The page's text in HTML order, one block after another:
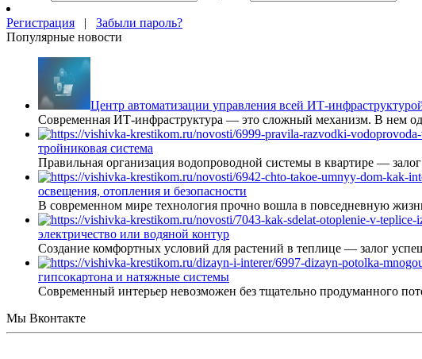
Регистрация | Забыли пароль?
Популярные новости
Центр автоматизации управления всей ИТ-
Современная ИТ-инфраструктура — это сложный механизм. В нем
тройниковая система
Правильная организация водопроводной системы в квартире —
освещения, отопления и безопасности
В современном мире технология прочно вошла в повседневную
электричество или водяной контур
Создание комфортных условий для растений в теплице — залог
гипсокартона и натяжные системы
Современный интерьер невозможен без тщательно продуманного
Мы Вконтакте